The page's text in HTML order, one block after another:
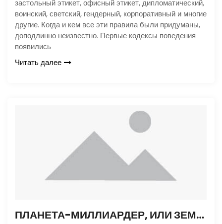
застольный этикет, офисный этикет, дипломатический,
воинский, светский, гендерный, корпоративный и многие
другие. Когда и кем все эти правила были придуманы,
доподлинно неизвестно. Первые кодексы поведения
появились
Читать далее
ПЛАНЕТА-МИЛЛИАРДЕР, ИЛИ ЗЕМЛЯ НЕ РЕЗИНОВАЯ. ЧАСТЬ 1